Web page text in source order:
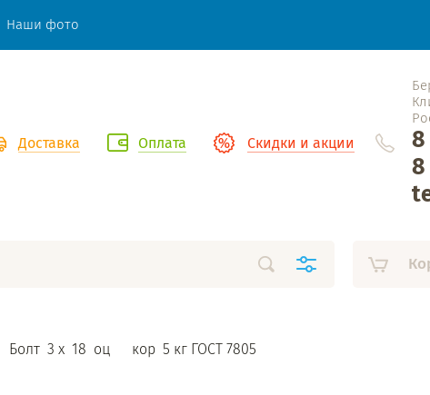
Наши фото
Доставка Оплата Скидки и акции
8
8
  Болт  3 х  18  оц      кор  5 кг ГОСТ 7805